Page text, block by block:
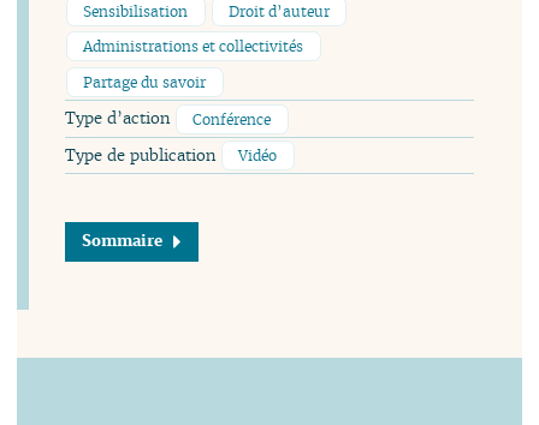
Sensibilisation
Droit d’auteur
Administrations et collectivités
Partage du savoir
Type d’action Conférence
Type de publication Vidéo
Sommaire